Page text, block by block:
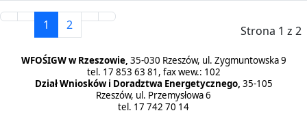
Strona 1 z 2
1 2
WFOŚIGW w Rzeszowie, 35-030 Rzeszów, ul. Zygmuntowska 9
tel. 17 853 63 81, fax wew.: 102
Dział Wniosków i Doradztwa Energetycznego, 35-105
Rzeszów, ul. Przemysłowa 6
tel. 17 742 70 14